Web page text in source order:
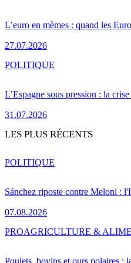
L’euro en mèmes : quand les
27.07.2026
L’Espagne sous pression : la
31.07.2026
POLITIQUE
LES PLUS RÉCENTS
Sánchez riposte contre Meloni :
07.08.2026
POLITIQUE
Poulets, bovins et ours polaires :
PROAGRICULTURE &